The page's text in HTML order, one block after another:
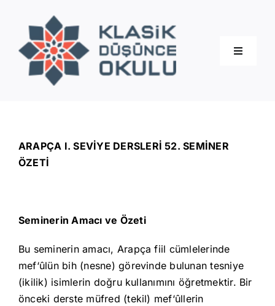
content
Toggle
Eğitimler
İletişim
ARAPÇA I. SEVİYE DERSLERİ 52. SEMİNER
ÖZETİ
Seminerin Amacı ve Özeti
Bu seminerin amacı, Arapça fiil cümlelerinde
mef‘ûlün bih (nesne) görevinde bulunan tesniye
(ikilik) isimlerin doğru kullanımını öğretmektir. Bir
önceki derste müfred (tekil) mef‘ûllerin